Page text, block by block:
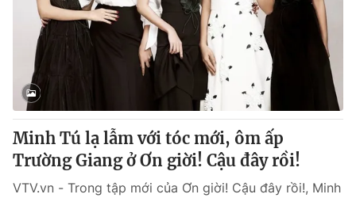
Minh Tú lạ lẫm với tóc mới, ôm ấp
Trường Giang ở Ơn giời! Cậu đây rồi!
VTV.vn - Trong tập mới của Ơn giời! Cậu đây rồi!, Minh